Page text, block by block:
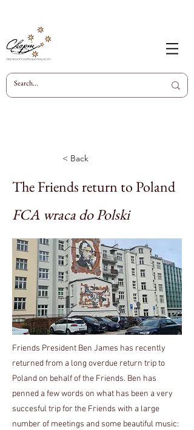
< Back
The Friends return to Poland
FCA wraca do Polski
Friends President Ben James has recently
returned from a long overdue return trip to
Poland on behalf of the Friends. Ben has
penned a few words on what has been a very
succesful trip for the Friends with a large
number of meetings and some beautiful music: